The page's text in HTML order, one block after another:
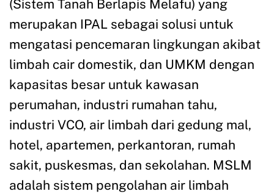
(Sistem Tanah Berlapis Melafu) yang
merupakan IPAL sebagai solusi untuk
mengatasi pencemaran lingkungan akibat
limbah cair domestik, dan UMKM dengan
kapasitas besar untuk kawasan
perumahan, industri rumahan tahu,
industri VCO, air limbah dari gedung mal,
hotel, apartemen, perkantoran, rumah
sakit, puskesmas, dan sekolahan. MSLM
adalah sistem pengolahan air limbah